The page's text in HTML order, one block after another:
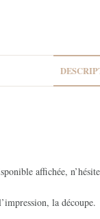
affichée,
la découpe.